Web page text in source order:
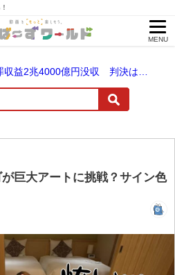
MENU
が巨大アートに挑戦？サイン色